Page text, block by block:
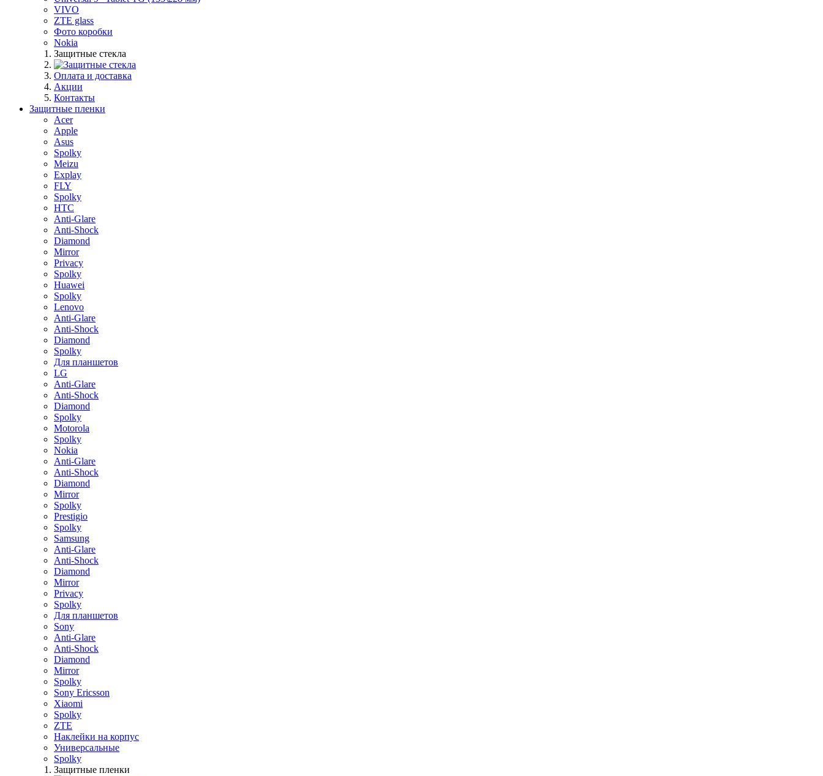
VIVO
ZTE glass
Фото коробки
Nokia
Защитные стекла
Оплата и доставка
Акции
Контакты
Защитные пленки
Acer
Apple
Asus
Spolky
Meizu
Explay
FLY
Spolky
HTC
Anti-Glare
Anti-Shock
Diamond
Mirror
Privacy
Spolky
Huawei
Spolky
Lenovo
Anti-Glare
Anti-Shock
Diamond
Spolky
Для планшетов
LG
Anti-Glare
Anti-Shock
Diamond
Spolky
Motorola
Spolky
Nokia
Anti-Glare
Anti-Shock
Diamond
Mirror
Spolky
Prestigio
Spolky
Samsung
Anti-Glare
Anti-Shock
Diamond
Mirror
Privacy
Spolky
Для планшетов
Sony
Anti-Glare
Anti-Shock
Diamond
Mirror
Spolky
Sony Ericsson
Xiaomi
Spolky
ZTE
Наклейки на корпус
Универсальные
Spolky
Защитные пленки